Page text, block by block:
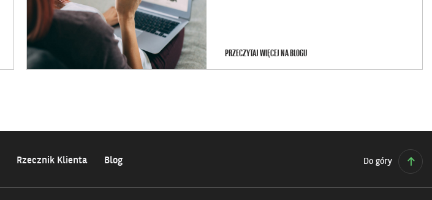
PRZECZYTAJ WIĘCEJ NA BLOGUBEZPIECZEŃSTWO
Rzecznik Klienta Blog Do góry